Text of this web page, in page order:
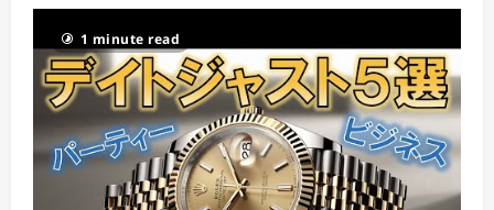
1 minute read